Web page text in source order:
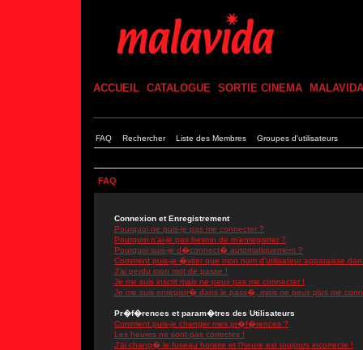
ACCUEIL CATALOGUE SORTIE CINEMA MALAVIDA
FAQ Rechercher Liste des Membres Groupes d'utilisateurs
FAQ
Connexion et Enregistrement
Pourquoi ne puis-je pas me connecter ?
Pourquoi n'ai-je pas besoin de m'enregistrer ?
Pourquoi suis-je d�connect� automatiquement ?
Comment puis-je �viter que mon nom d'utilisateur apparaisse
J'ai perdu mon mot de passe !
Je me suis inscrit mais ne peux pas me connecter !
Je me suis enregistr� dans le pass�, mais ne peux plus me
Pr�f�rences et param�tres des Utilisateurs
Comment puis-je changer mes pr�f�rences ?
Les heures ne sont pas correctes !
J'ai chang� le fuseau horaire et l'heure est toujours incorrecte !